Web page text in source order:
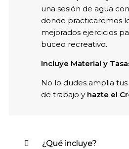
una sesión de agua
donde practicaremos
mejorados ejercicios
buceo recreativo.
Incluye Material y
No lo dudes amplia
de trabajo y hazte el
¿Qué incluye?